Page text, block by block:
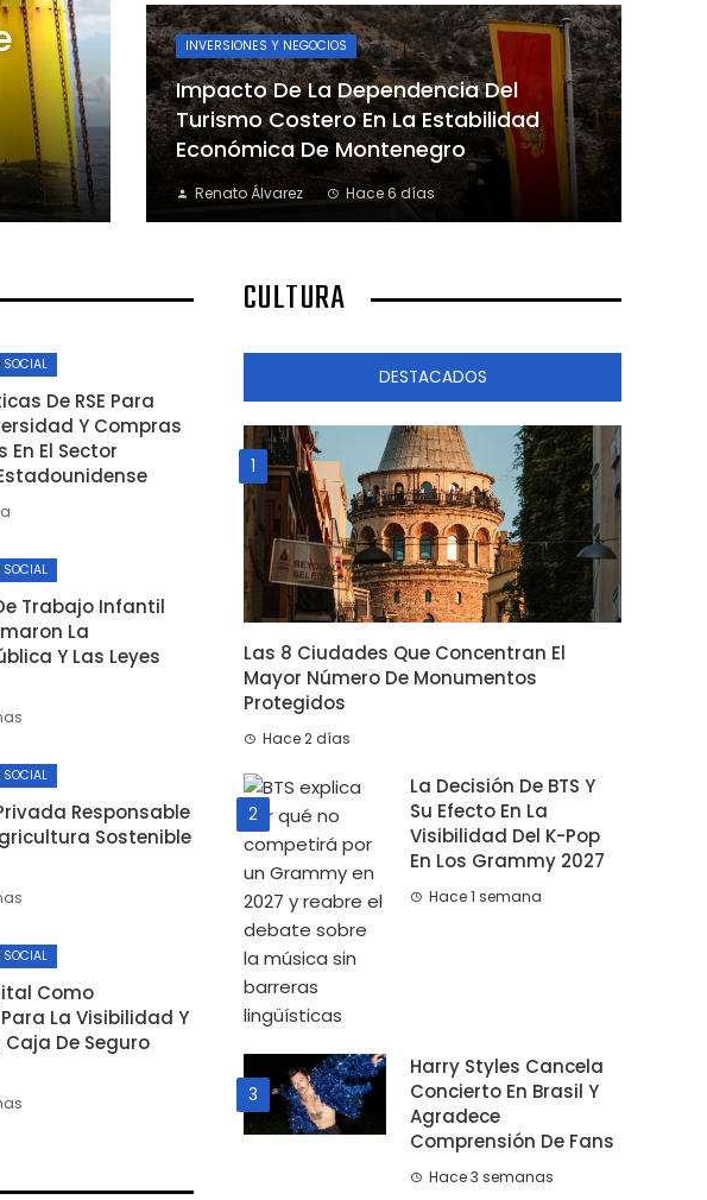
INVERSIONES Y NEGOCIOS
Impacto De La Dependencia Del
Turismo Costero En La Estabilidad
Económica De Montenegro
Renato Álvarez Hace 6 días
SOCIAL
De RSE Para
Y Compras
En El Sector
SOCIAL
Trabajo Infantil
La
Y Las Leyes
SOCIAL
Responsable
Sostenible
SOCIAL
Como
La Visibilidad Y
Caja De Seguro
CULTURA
DESTACADOS
1
Las 8 Ciudades Que Concentran El
Mayor Número De Monumentos
Protegidos
Hace 2 días
2
La Decisión De BTS Y
Su Efecto En La
Visibilidad Del K-Pop
En Los Grammy 2027
Hace 1 semana
3
Harry Styles Cancela
Concierto En Brasil Y
Agradece
Comprensión De Fans
Hace 3 semanas